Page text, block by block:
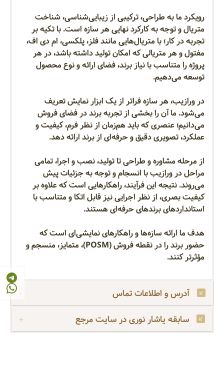
رویکرد ما به طراحی، ترکیبی از زیبایی‌شناسی، شناخت
متریال و توجه به کارکرد نهایی هر سازه است. با تکیه بر
تجربه در کار؛ با متریال‌هایی مانند فلز، پلکسی، ام دی اف،
مفتول و هر متریالی که امکان تولید داشته باشد، در هر
پروژه را متناسب با نیاز برند، فضای ارائه و نوع محصول
توسعه می‌دهیم.
در ورازیب، هر سازه فراتر از یک ابزار نمایش تعریف
می‌شود. ما آن را بخشی از تجربه برند در فضای فروش
می‌دانیم؛ عنصری که باید هم‌زمان از نظر فرم، کیفیت و
عملکرد، تصویری دقیق و حرفه‌ای از برند ارائه دهد.
از مرحله مشاوره و طراحی تا تولید، نصب و اجرا، تمامی
مراحل در ورازیب با انسجام و توجه به جزئیات پیش
می‌روند. نتیجه این فرآیند، راهکارهایی است که علاوه بر
کیفیت بصری، از نظر اجرایی نیز قابل اتکا و متناسب با
استانداردهای برندهای حرفه‌ای هستند.
هدف ما ارائه سازه‌ها و راهکارهای نمایشی‌ای است که
حضور برند را در نقطه فروش (POSM)، متمایز، منسجم و
مؤثرتر کنند.
آدرس و اطلاعات تماس
سابقه یاشار نوری در سایت مرجع